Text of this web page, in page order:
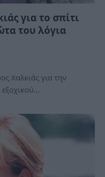
για το σπίτι
του λόγια
Χαλκιάς για την